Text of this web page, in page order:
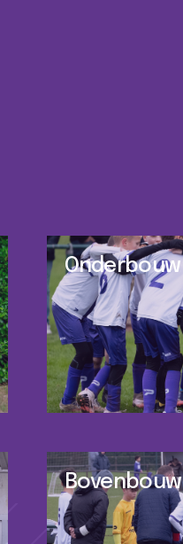
Onderbouw
Bovenbouw